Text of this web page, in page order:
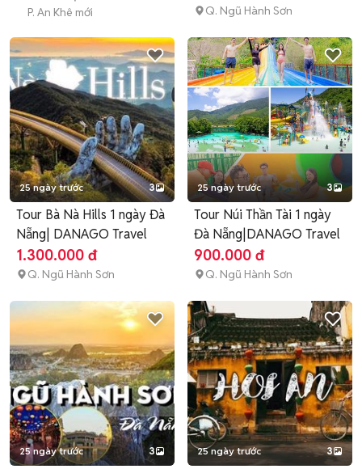
P. An Khê mới
Q. Ngũ Hành Sơn
25 ngày trước 3
Tour Bà Nà Hills 1 ngày Đà
Nẵng| DANAGO Travel
1.300.000 đ
Q. Ngũ Hành Sơn
25 ngày trước 3
Tour Núi Thần Tài 1 ngày
Đà Nẵng|DANAGO Travel
900.000 đ
Q. Ngũ Hành Sơn
25 ngày trước 3 25 ngày trước 3